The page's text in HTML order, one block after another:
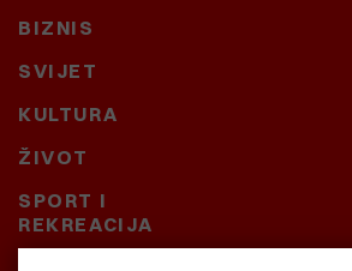
BIZNIS
SVIJET
KULTURA
ŽIVOT
SPORT I
REKREACIJA